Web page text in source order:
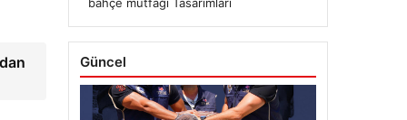
bahçe mutfağı Tasarımları
Güncel